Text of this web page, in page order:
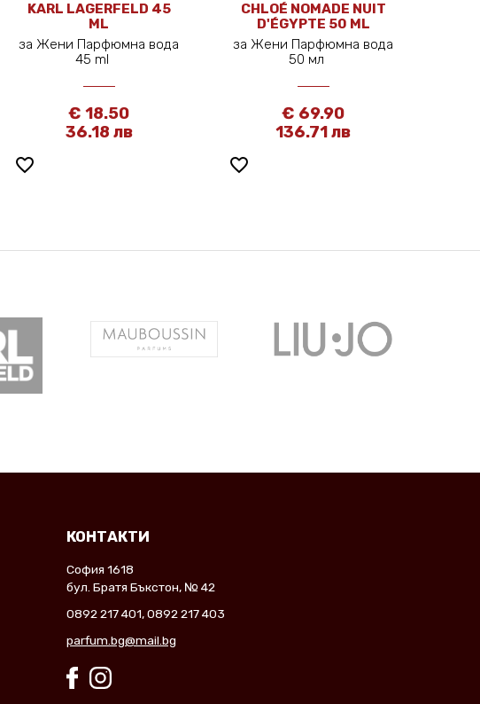
favorite_border
KARL LAGERFELD 45
ML
за Жени Парфюмна вода
45 ml
€ 18.50
36.18 лв
favorite_border
CHLOÉ NOMADE NUIT
D'ÉGYPTE 50 ML
за Жени Парфюмна вода
50 мл
€ 69.90
136.71 лв
КОНТАКТИ
София 1618
бул. Братя Бъкстон, № 42
0892 217 401,0892 217 403
parfum.bg@mail.bg